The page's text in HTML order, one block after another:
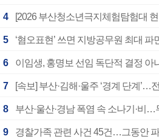
4
5 ‘혐오표현’ 쓰면 지방공무원 최대 파
6 이임생, 홍명보 선임 독단적 결정
7 [속보] 부산·김해·울주 ‘경계 단계’…
8 부산·울산·경남 폭염 속 소나기·비
9 경찰가족 관련 사건 45건…그동안